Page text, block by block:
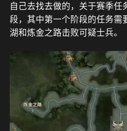
自己去找去做的，关于赛季任
段，其中第一个阶段的任务需
湖和炼金之路击败可疑士兵。